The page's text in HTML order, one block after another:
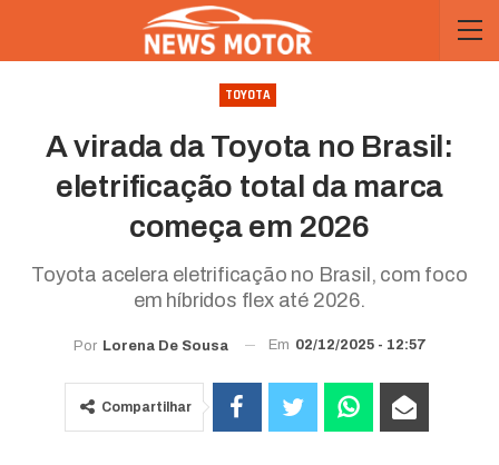
TOYOTA
A virada da Toyota no Brasil:
eletrificação total da marca
começa em 2026
Toyota acelera eletrificação no Brasil, com foco
em híbridos flex até 2026.
Por Lorena De Sousa Em 02/12/2025 - 12:57
Compartilhar